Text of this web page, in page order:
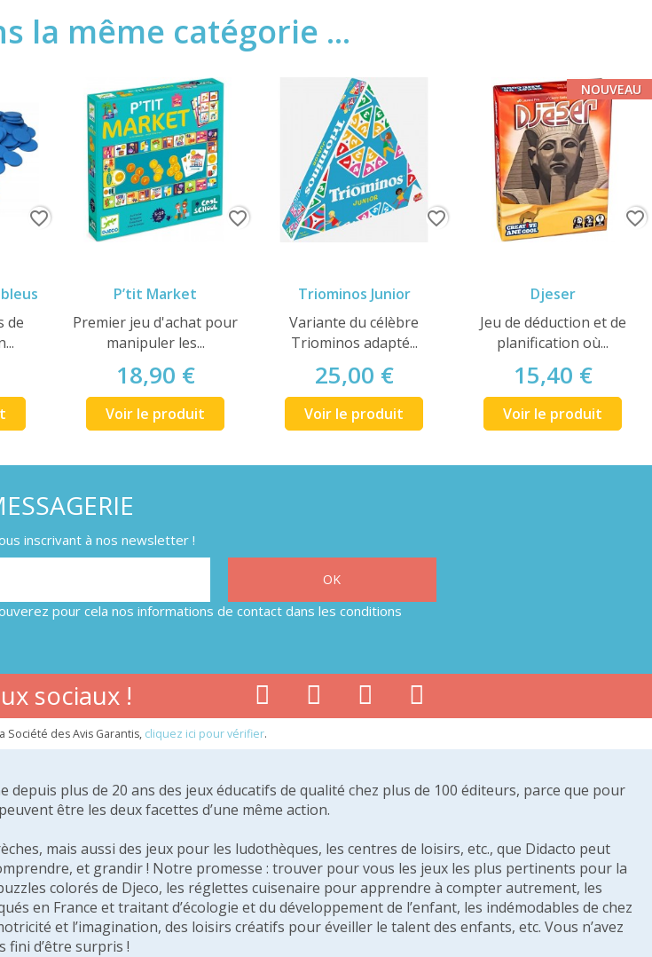
la même catégorie ...
de
favorite_border
P’tit Market
Premier jeu d'achat pour
manipuler les...
18,90 €
Voir le produit
favorite_border
Triominos Junior
Variante du célèbre
Triominos adapté...
25,00 €
Voir le produit
favorite_border
Djeser
Jeu de déduction et de
planification où...
15,40 €
Voir le produit
NOUVEAU
favorite_border
inscrivant à nos newsletter !
pour cela nos informations de contact dans les conditions
sociaux !
Société des Avis Garantis, cliquez ici pour vérifier.
plus de 20 ans des jeux éducatifs de qualité chez plus de 100 éditeurs, parce que pour
être les deux facettes d’une même action.
mais aussi des jeux pour les ludothèques, les centres de loisirs, etc., que Didacto peut
et grandir ! Notre promesse : trouver pour vous les jeux les plus pertinents pour la
colorés de Djeco, les réglettes cuisenaire pour apprendre à compter autrement, les
en France et traitant d’écologie et du développement de l’enfant, les indémodables de chez
et l’imagination, des loisirs créatifs pour éveiller le talent des enfants, etc. Vous n’avez
fini d’être surpris !